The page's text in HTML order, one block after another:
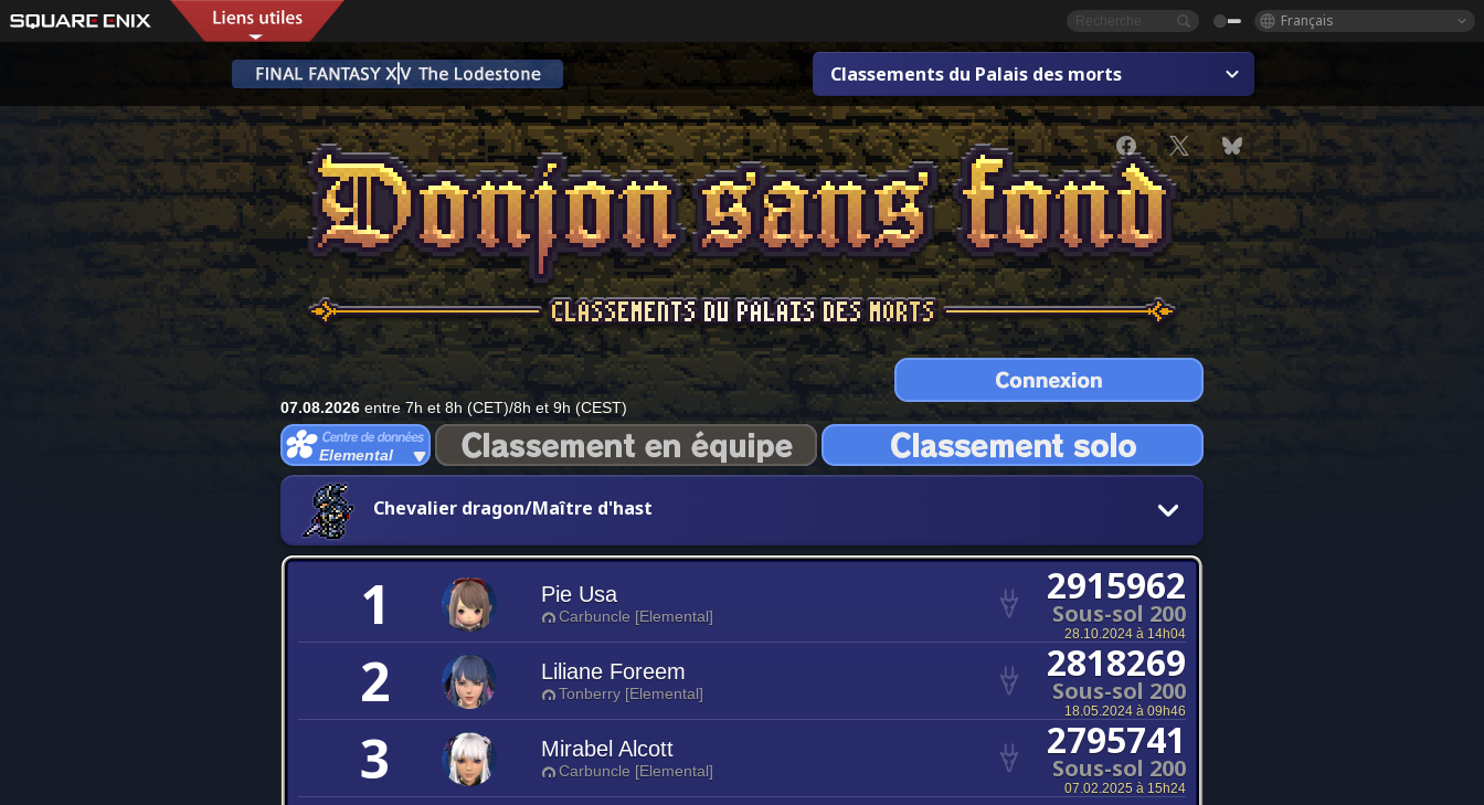
Français
Classements du Palais des morts
07.08.2026 entre 7h et 8h (CET)/8h et 9h (CEST)
Elemental
Chevalier dragon/Maître d'hast
1 Pie Usa
Carbuncle [Elemental]
2915962
Sous-sol 200
28.10.2024 à 14h04
2 Liliane Foreem
Tonberry [Elemental]
2818269
Sous-sol 200
18.05.2024 à 09h46
3 Mirabel Alcott
Carbuncle [Elemental]
2795741
Sous-sol 200
07.02.2025 à 15h24